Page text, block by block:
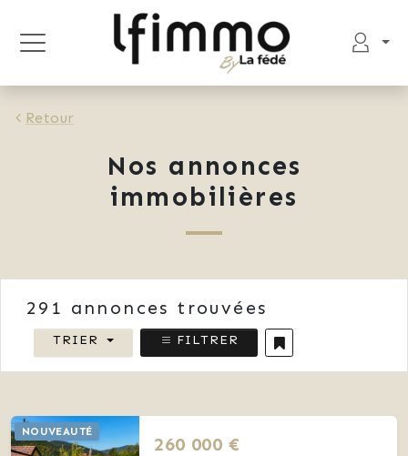
Retour
Nos annonces
immobilières
291 annonces trouvées
TRIER FILTRER
NOUVEAUTÉ
260 000 €